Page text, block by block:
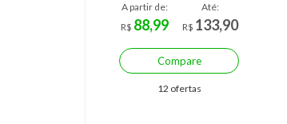
A partir de:
R$ 88,99
Até:
R$ 133,90
Compare
12 ofertas